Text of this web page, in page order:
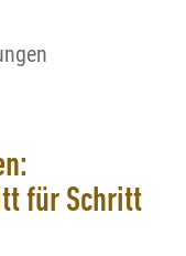
für Schritt